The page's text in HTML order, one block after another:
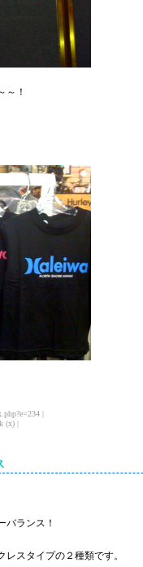
～！
|
(x) |
バランス！
スタイプの２種類です。